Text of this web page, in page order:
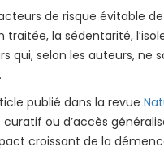
de risque évitable
traitée, la sédentarité,
qui, selon les auteurs, ne
publié dans la revue
ou d’accès
croissant de la